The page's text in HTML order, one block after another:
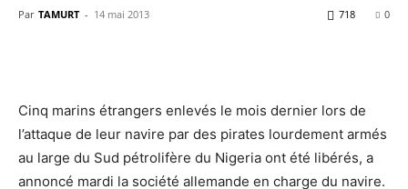
Par TAMURT - 14 mai 2013 0
718
Cinq marins étrangers enlevés le mois dernier lors de
l’attaque de leur navire par des pirates lourdement armés
au large du Sud pétrolifère du Nigeria ont été libérés, a
annoncé mardi la société allemande en charge du navire.